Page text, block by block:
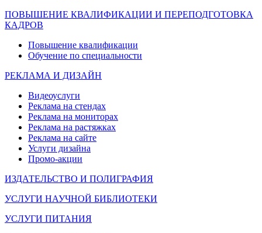
ПОВЫШЕНИЕ КВАЛИФИКАЦИИ И ПЕРЕПОДГОТОВКА
КАДРОВ
Повышение квалификации
Обучение по специальности
РЕКЛАМА И ДИЗАЙН
Видеоуслуги
Реклама на стендах
Реклама на мониторах
Реклама на растяжках
Реклама на сайте
Услуги дизайна
Промо-акции
ИЗДАТЕЛЬСТВО И ПОЛИГРАФИЯ
УСЛУГИ НАУЧНОЙ БИБЛИОТЕКИ
УСЛУГИ ПИТАНИЯ